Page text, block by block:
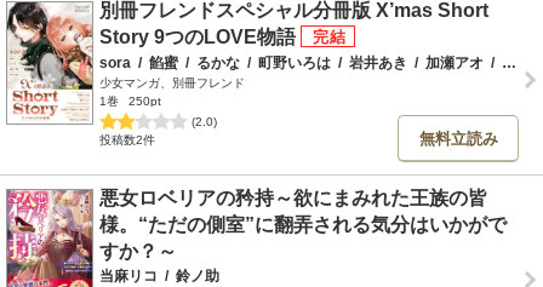
別冊フレンドスペシャル分冊版 X’mas Short
Story 9つのLOVE物語
sora / 餡蜜 / るかな / 町野いろは / 岩井あき / 加瀬アオ /
少女マンガ、別冊フレンド
1巻
250pt
(2.0)
投稿数2件
無料立読み
悪女ロベリアの矜持～欲にまみれた王族の皆
様。“ただの側室”に翻弄される気分はいかがで
すか？～
当麻リコ / 鈴ノ助